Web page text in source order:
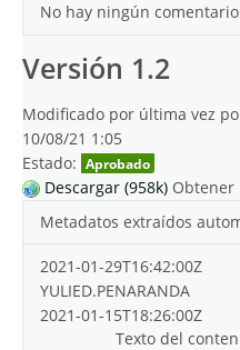
No hay ningún
Versión 1.2
Modificado por última vez por
10/08/21 1:05
Estado: Aprobado
Descargar (958k) Obtener
Metadatos extraídos
2021-01-29T16:42:00Z
YULIED.PENARANDA
2021-01-15T18:26:00Z
Texto del